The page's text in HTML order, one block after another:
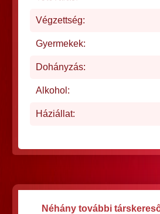
Végzettség:
Gyermekek:
Dohányzás:
Alkohol:
Háziállat:
Néhány további